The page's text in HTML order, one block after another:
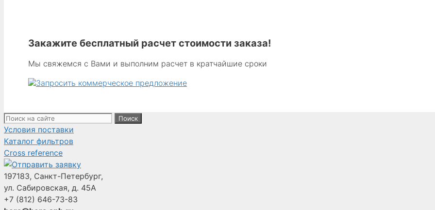
Закажите бесплатный расчет стоимости заказа!
Мы свяжемся с Вами и выполним расчет в кратчайшие сроки
Поиск:
Условия поставки
Каталог фильтров
Cross reference
197183, Санкт-Петербург,
ул. Сабировская, д. 45А
+7 (812) 646-73-83